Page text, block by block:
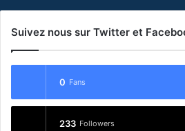
Suivez nous sur Twitter et
0 Fans
233 Followers